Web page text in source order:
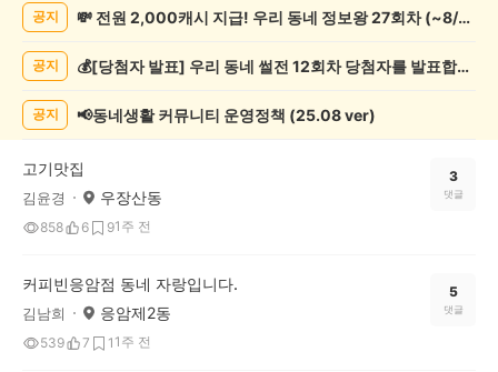
록
공지 💸 전원 2,000캐시 지급! 우리 동네 정보왕 27회차 (~8/10)
공지 💰[당첨자 발표] 우리 동네 썰전 12회차 당첨자를 발표합니다!
공지 📢동네생활 커뮤니티 운영정책 (25.08 ver)
고기맛집
김윤경 우장산동
858 6 91주 전
3
댓글
커피빈응암점 동네 자랑입니다.
김남희 응암제2동
539 7 1 1주 전
5
댓글